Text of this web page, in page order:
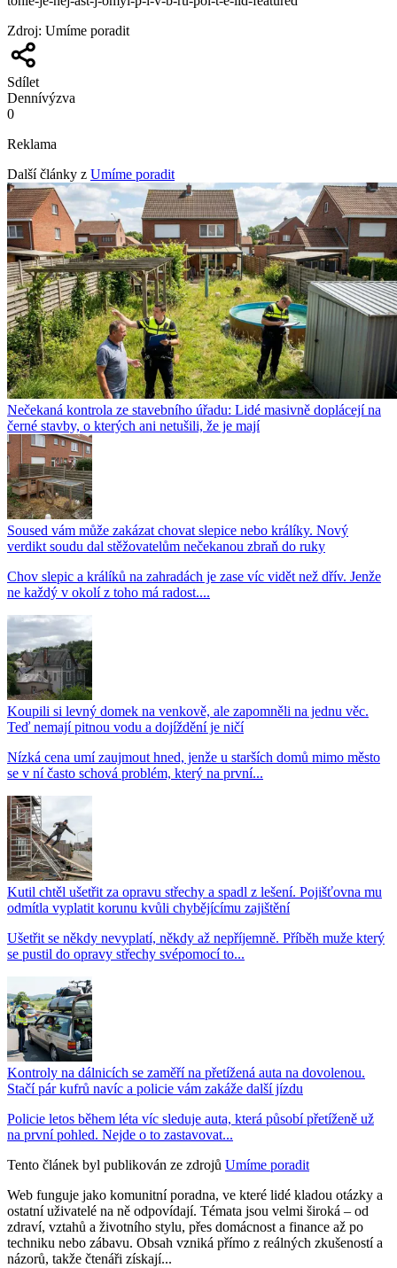
Zdroj: Umíme poradit
Sdílet
Dennívýzva
0
Reklama
Další články z Umíme poradit
Nečekaná kontrola ze stavebního úřadu: Lidé masivně doplácejí na
černé stavby, o kterých ani netušili, že je mají
Soused vám může zakázat chovat slepice nebo králíky. Nový
verdikt soudu dal stěžovatelům nečekanou zbraň do ruky
Chov slepic a králíků na zahradách je zase víc vidět než dřív. Jenže
ne každý v okolí z toho má radost....
Koupili si levný domek na venkově, ale zapomněli na jednu věc.
Teď nemají pitnou vodu a dojíždění je ničí
Nízká cena umí zaujmout hned, jenže u starších domů mimo město
se v ní často schová problém, který na první...
Kutil chtěl ušetřit za opravu střechy a spadl z lešení. Pojišťovna mu
odmítla vyplatit korunu kvůli chybějícímu zajištění
Ušetřit se někdy nevyplatí, někdy až nepříjemně. Příběh muže který
se pustil do opravy střechy svépomocí to...
Kontroly na dálnicích se zaměří na přetížená auta na dovolenou.
Stačí pár kufrů navíc a policie vám zakáže další jízdu
Policie letos během léta víc sleduje auta, která působí přetíženě už
na první pohled. Nejde o to zastavovat...
Tento článek byl publikován ze zdrojů Umíme poradit
Web funguje jako komunitní poradna, ve které lidé kladou otázky a
ostatní uživatelé na ně odpovídají. Témata jsou velmi široká – od
zdraví, vztahů a životního stylu, přes domácnost a finance až po
techniku nebo zábavu. Obsah vzniká přímo z reálných zkušeností a
názorů, takže čtenáři získají...